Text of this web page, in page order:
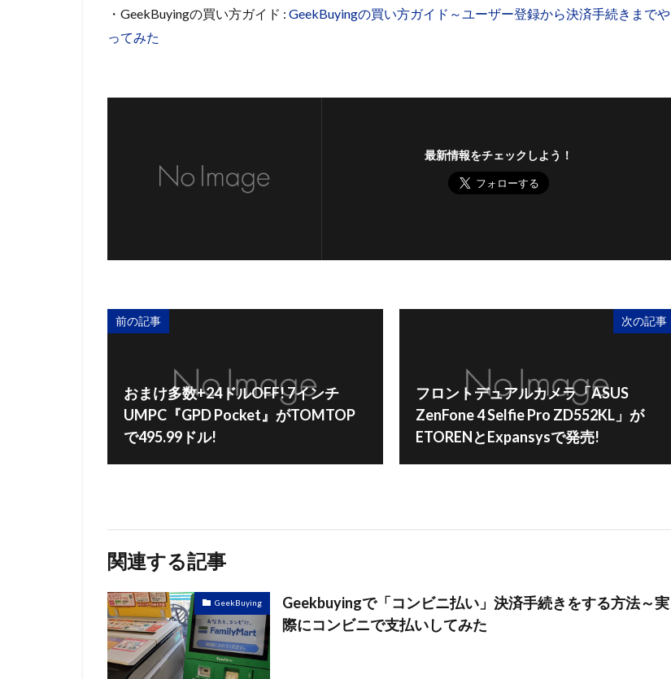
・GeekBuyingの買い方ガイド : GeekBuyingの買い方ガイド～ユーザー登録から決済手続きまでや
ってみた
最新情報をチェックしよう！
前の記事
おまけ多数+24ドルOFF! 7インチ
UMPC『GPD Pocket』がTOMTOP
で495.99ドル!
次の記事
フロントデュアルカメラ「ASUS
ZenFone 4 Selfie Pro ZD552KL」が
ETORENとExpansysで発売!
関連する記事
GeekBuying
Geekbuyingで「コンビニ払い」決済手続きをする方法～実
際にコンビニで支払いしてみた